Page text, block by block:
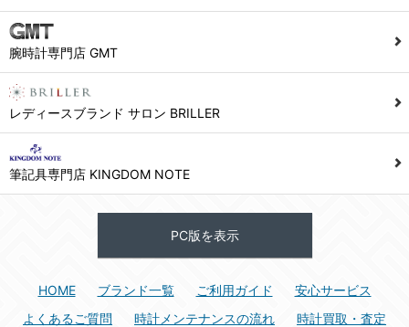
腕時計専門店 GMT
レディースブランド サロン BRILLER
筆記具専門店 KINGDOM NOTE
PC版を表示
HOME ブランド一覧 ご利用ガイド
安心サービス
よくあるご質問
時計メンテナンスの流れ
時計買取・査定